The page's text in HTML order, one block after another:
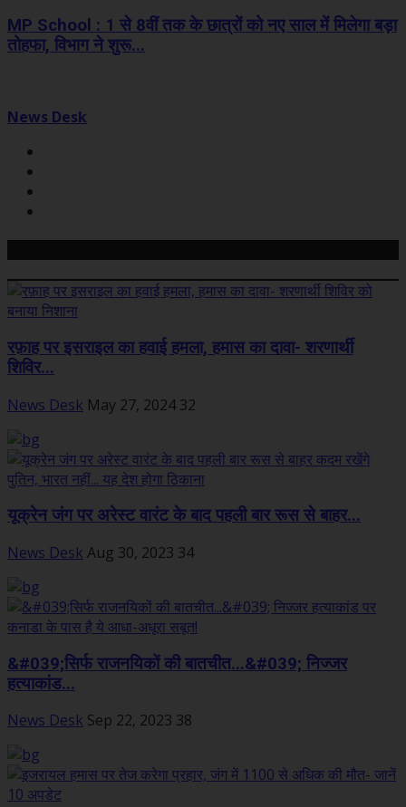
MP School : 1 से 8वीं तक के छात्रों को नए साल में मिलेगा बड़ा
तोहफा, विभाग ने शुरू...
News Desk
रफ़ाह पर इसराइल का हवाई हमला, हमास का दावा- शरणार्थी
शिविर...
News Desk May 27, 2024 32
यूक्रेन जंग पर अरेस्ट वारंट के बाद पहली बार रूस से बाहर...
News Desk Aug 30, 2023 34
&#039;सिर्फ राजनयिकों की बातचीत...&#039; निज्जर
हत्याकांड...
News Desk Sep 22, 2023 38